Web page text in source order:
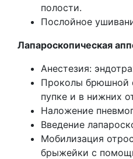
полости.
Послойное
Лапароскопическая
Анестезия:
Проколы брюшной
пупке и в нижних
Наложение
Введение
Мобилизация
брыжейки с